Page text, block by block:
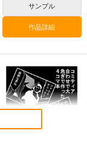
サンプル
作品詳細